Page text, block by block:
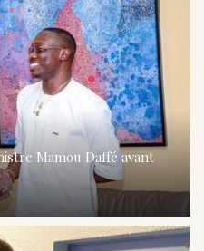
Mamou Daffé avant